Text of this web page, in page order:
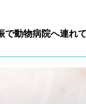
で動物病院へ連れ